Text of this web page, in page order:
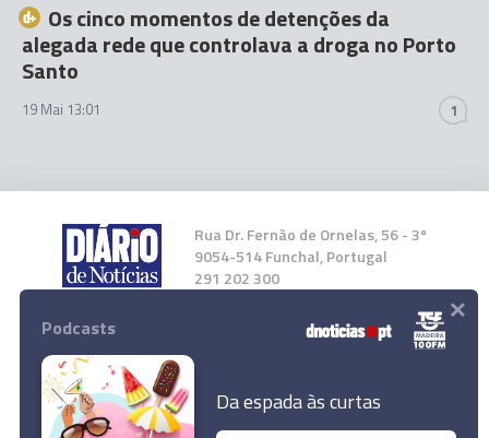
Os cinco momentos de detenções da
alegada rede que controlava a droga no Porto
Santo
19 Mai 13:01 1
Rua Dr. Fernão de Ornelas, 56 - 3º
9054-514 Funchal, Portugal
291 202 300
Instale a nossa App
Podcasts
Da espada às curtas
×